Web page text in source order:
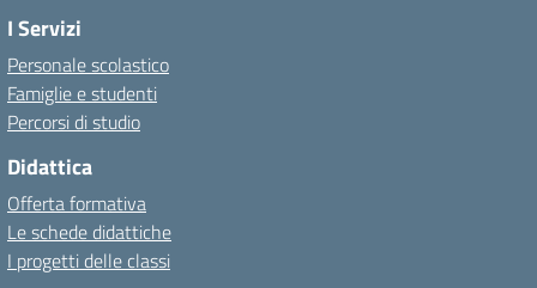
I Servizi
Personale scolastico
Famiglie e studenti
Percorsi di studio
Didattica
Offerta formativa
Le schede didattiche
I progetti delle classi